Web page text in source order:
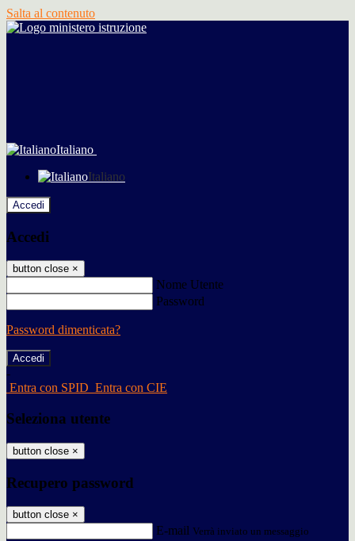
Salta al contenuto
Italiano
Italiano
Accedi
Accedi
button close ×
Nome Utente
Password
Password dimenticata?
-
Entra con SPID Entra con CIE
Seleziona utente
button close ×
Recupero password
button close ×
E-mail Verrà inviato un messaggio